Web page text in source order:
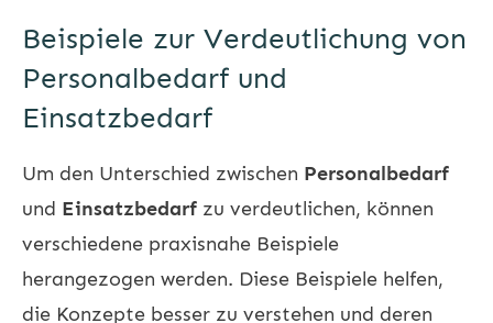
Beispiele zur Verdeutlichung von
Personalbedarf und
Einsatzbedarf
Um den Unterschied zwischen Personalbedarf
und Einsatzbedarf zu verdeutlichen, können
verschiedene praxisnahe Beispiele
herangezogen werden. Diese Beispiele helfen,
die Konzepte besser zu verstehen und deren